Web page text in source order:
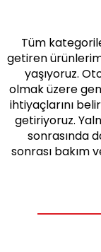
Tüm
getiren
yaşıyoruz.
olmak üzere
ihtiyaçlarını
getiriyoruz.
sonrasında
sonrası bakım